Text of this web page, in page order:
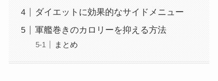
ダイエットに効果的なサイドメニュー
軍艦巻きのカロリーを抑える方法
まとめ